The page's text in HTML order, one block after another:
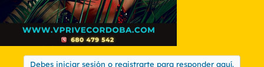
Debes iniciar sesión o registrarte para responder aquí.